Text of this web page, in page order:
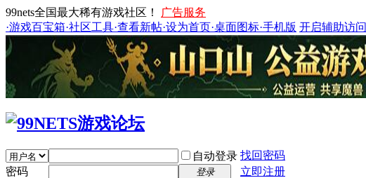
99nets全国最大稀有游戏社区！
广告服务
·游戏百宝箱·社区工具·查看新帖·设为首页·桌面图标·手机版 开启辅助访问
自动登录 找回密码
密码
登录
立即注册